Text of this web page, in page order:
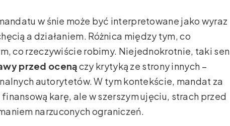
w śnie może być interpretowane jako wyraz
a działaniem. Różnica między tym, co
co rzeczywiście robimy. Niejednokrotnie, taki sen
przed ocenączy krytyką ze strony innych –
autorytetów. W tym kontekście, mandat za
karę, ale w szerszym ujęciu, strach przed
narzuconych ograniczeń.